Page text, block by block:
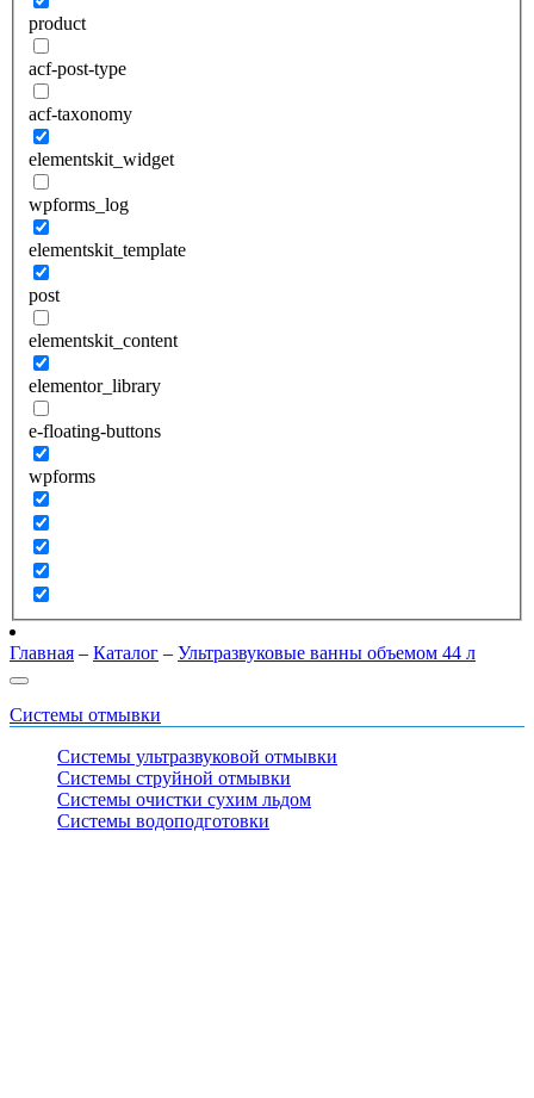
product
acf-post-type
acf-taxonomy
elementskit_widget
wpforms_log
elementskit_template
post
elementskit_content
elementor_library
e-floating-buttons
wpforms
Главная – Каталог – Ультразвуковые ванны объемом 44 л
Системы отмывки
Системы ультразвуковой отмывки
Системы струйной отмывки
Системы очистки сухим льдом
Системы водоподготовки